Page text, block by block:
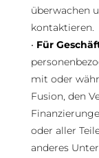
überwachen
kontaktieren.
• Für
mit oder
Fusion, den
oder aller
anderes